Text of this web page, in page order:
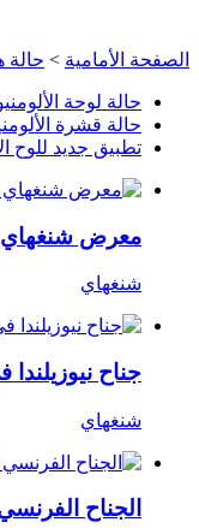
الصفحة الأمامية > حالة
حالة لوحة
حالة قشرة
تطبيق جديد للوح
معرض شنغهاي
شنغهاي
جناح
شنغهاي
الجناح